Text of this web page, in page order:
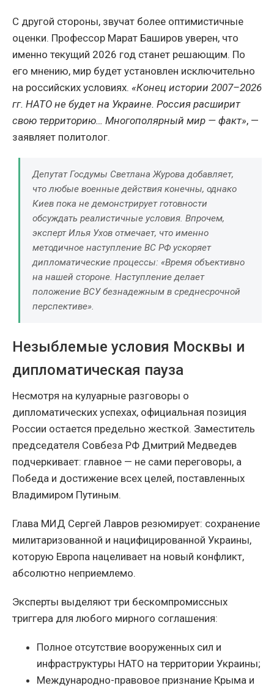
С другой стороны, звучат более оптимистичные
оценки. Профессор Марат Баширов уверен, что
именно текущий 2026 год станет решающим. По
его мнению, мир будет установлен исключительно
на российских условиях. «Конец истории 2007–2026
гг. НАТО не будет на Украине. Россия расширит
свою территорию… Многополярный мир — факт», —
заявляет политолог.
Депутат Госдумы Светлана Журова добавляет,
что любые военные действия конечны, однако
Киев пока не демонстрирует готовности
обсуждать реалистичные условия. Впрочем,
эксперт Илья Ухов отмечает, что именно
методичное наступление ВС РФ ускоряет
дипломатические процессы: «Время объективно
на нашей стороне. Наступление делает
положение ВСУ безнадежным в среднесрочной
перспективе».
Незыблемые условия Москвы и
дипломатическая пауза
Несмотря на кулуарные разговоры о
дипломатических успехах, официальная позиция
России остается предельно жесткой. Заместитель
председателя Совбеза РФ Дмитрий Медведев
подчеркивает: главное — не сами переговоры, а
Победа и достижение всех целей, поставленных
Владимиром Путиным.
Глава МИД Сергей Лавров резюмирует: сохранение
милитаризованной и нацифицированной Украины,
которую Европа нацеливает на новый конфликт,
абсолютно неприемлемо.
Эксперты выделяют три бескомпромиссных
триггера для любого мирного соглашения:
Полное отсутствие вооруженных сил и
инфраструктуры НАТО на территории Украины;
Международно-правовое признание Крыма и